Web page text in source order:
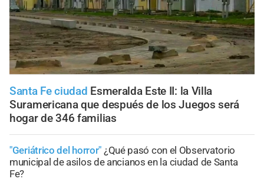
Santa Fe ciudad Esmeralda Este II: la Villa
Suramericana que después de los Juegos será
hogar de 346 familias
"Geriátrico del horror" ¿Qué pasó con el Observatorio
municipal de asilos de ancianos en la ciudad de Santa
Fe?